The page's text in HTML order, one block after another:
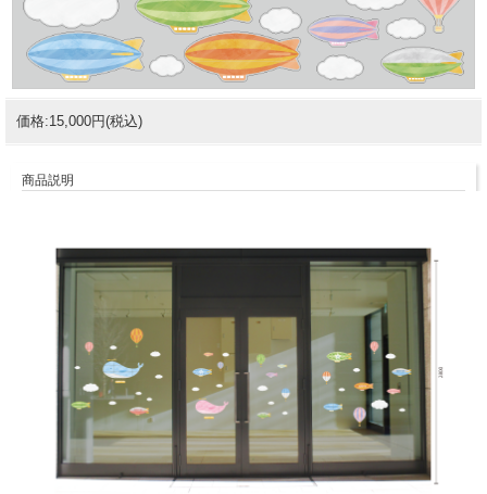
価格:15,000円(税込)
商品説明